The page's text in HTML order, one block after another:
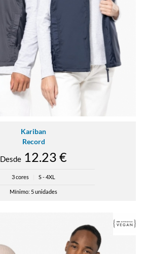
Kariban
Record
Desde 12.23 €
3 cores S - 4XL
Mínimo: 5 unidades